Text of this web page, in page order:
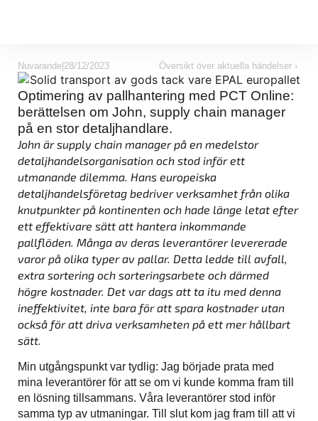
Nuvarande 28/12/2023 Översikt över aktuella händelser ›
Optimering av pallhantering med PCT Online:
berättelsen om John, supply chain manager
på en stor detaljhandlare.
John är supply chain manager på en medelstor
detaljhandelsorganisation och stod inför ett
utmanande dilemma. Hans europeiska
detaljhandelsföretag bedriver verksamhet från olika
knutpunkter på kontinenten och hade länge letat efter
ett effektivare sätt att hantera inkommande
pallflöden. Många av deras leverantörer levererade
varor på olika typer av pallar. Detta ledde till avfall,
extra sortering och sorteringsarbete och därmed
högre kostnader. Det var dags att ta itu med denna
ineffektivitet, inte bara för att spara kostnader utan
också för att driva verksamheten på ett mer hållbart
sätt.
Min utgångspunkt var tydlig: Jag började prata med
mina leverantörer för att se om vi kunde komma fram till
en lösning tillsammans. Våra leverantörer stod inför
samma typ av utmaningar. Till slut kom jag fram till att vi